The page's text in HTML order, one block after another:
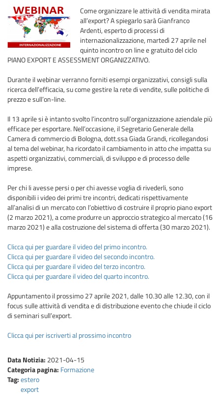
Come organizzare le attività di vendita mirata
all’export? A spiegarlo sarà Gianfranco
Ardenti, esperto di processi di
internazionalizzazione, martedì 27 aprile nel
quinto incontro on line e gratuito del ciclo
PIANO EXPORT E ASSESSMENT ORGANIZZATIVO.
Durante il webinar verranno forniti esempi organizzativi, consigli sulla
ricerca dell’efficacia, su come gestire la rete di vendite, sulle politiche di
prezzo e sull’on-line.
Il 13 aprile si è intanto svolto l’incontro sull’organizzazione aziendale più
efficace per esportare. Nell’occasione, il Segretario Generale della
Camera di commercio di Bologna, dott.ssa Giada Grandi, ricollegandosi
al tema del webinar, ha ricordato il cambiamento in atto che impatta su
aspetti organizzativi, commerciali, di sviluppo e di processo delle
imprese.
Per chi li avesse persi o per chi avesse voglia di rivederli, sono
disponibili i video dei primi tre incontri, dedicati rispettivamente
all’analisi di un mercato con l’obiettivo di costruire il proprio piano export
(2 marzo 2021), a come produrre un approccio strategico al mercato (16
marzo 2021) e alla costruzione del sistema di offerta (30 marzo 2021).
Clicca qui per guardare il video del primo incontro.
Clicca qui per guardare il video del secondo incontro.
Clicca qui per guardare il video del terzo incontro.
Clicca qui per guardare il video del quarto incontro.
Appuntamento il prossimo 27 aprile 2021, dalle 10.30 alle 12.30, con il
focus sulle attività di vendita e di distribuzione evento che chiude il ciclo
di seminari sull’export.
Clicca qui per iscriverti al prossimo incontro
Data Notizia: 2021-04-15
Categoria pagina: Formazione
Tag:estero
export